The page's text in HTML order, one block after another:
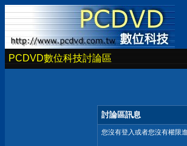
PCDVD數位科技討論區
討論區訊息
您沒有登入或者您沒有權限